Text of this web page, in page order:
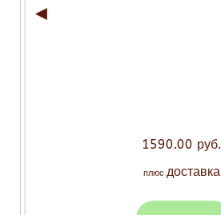
◄
1590.00 руб.
плюс доставка